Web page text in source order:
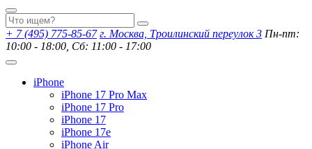
+ 7 (495) 775-85-67 г. Москва, Троилинский переулок 3 Пн-пт:
10:00 - 18:00, Сб: 11:00 - 17:00
iPhone
iPhone 17 Pro Max
iPhone 17 Pro
iPhone 17
iPhone 17e
iPhone Air